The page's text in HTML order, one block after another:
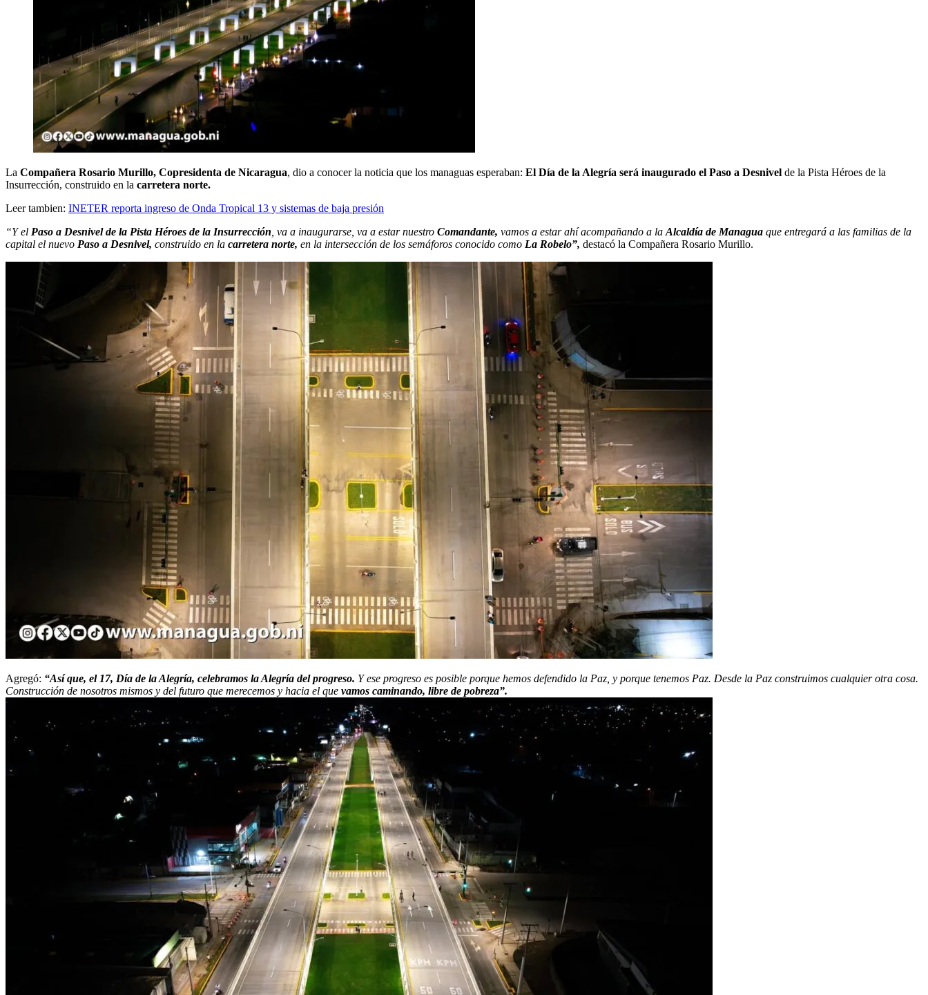
La Compañera Rosario Murillo, Copresidenta de Nicaragua, dio a conocer la noticia que los managuas esperaban: El Día de la Alegría será inaugurado el Paso a Desnivel de la Pista Héroes de la
Insurrección, construido en la carretera norte.
Leer tambien: INETER reporta ingreso de Onda Tropical 13 y sistemas de baja presión
“Y el Paso a Desnivel de la Pista Héroes de la Insurrección , va a inaugurarse, va a estar nuestro Comandante, vamos a estar ahí acompañando a la Alcaldía de Managua que entregará a las familias de la
capital el nuevo Paso a Desnivel, construido en la carretera norte, en la intersección de los semáforos conocido como La Robelo”, destacó la Compañera Rosario Murillo.
Agregó: “Así que, el 17, Día de la Alegría, celebramos la Alegría del progreso. Y ese progreso es posible porque hemos defendido la Paz, y porque tenemos Paz. Desde la Paz construimos cualquier otra cosa.
Construcción de nosotros mismos y del futuro que merecemos y hacia el que vamos caminando, libre de pobreza”.